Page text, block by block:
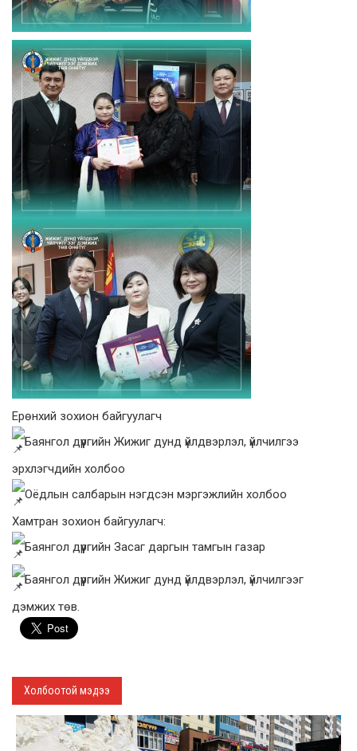
Ерөнхий зохион байгуулагч
Баянгол дүүргийн Жижиг дунд үйлдвэрлэл, үйлчилгээ
эрхлэгчдийн холбоо
Оёдлын салбарын нэгдсэн мэргэжлийн холбоо
Хамтран зохион байгуулагч:
Баянгол дүүргийн Засаг даргын тамгын газар
Баянгол дүүргийн Жижиг дунд үйлдвэрлэл, үйлчилгээг
дэмжих төв.
Холбоотой мэдээ